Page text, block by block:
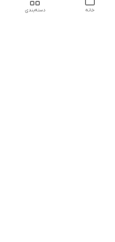
دسته‌بندی خانه